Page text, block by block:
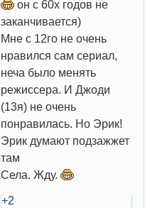
он с 60х годов не
заканчивается)
Мне с 12го не очень
нравился сам сериал,
неча было менять
режиссера. И Джоди
(13я) не очень
понравилась. Но Эрик!
Эрик думают подзажжет
там
Села. Жду.
+2